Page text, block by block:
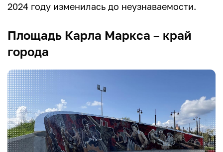
2024 году изменилась до неузнаваемости.
Площадь Карла Маркса – край
города